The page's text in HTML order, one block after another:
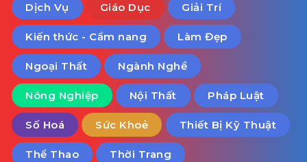
Dịch Vụ Giáo Dục Giải Trí
Kiến thức - Cẩm nang Làm Đẹp
Ngoại Thất Ngành Nghề
Nông Nghiệp Nội Thất Pháp Luật
Số Hoá Sức Khoẻ Thiết Bị Kỹ Thuật
Thể Thao Thời Trang